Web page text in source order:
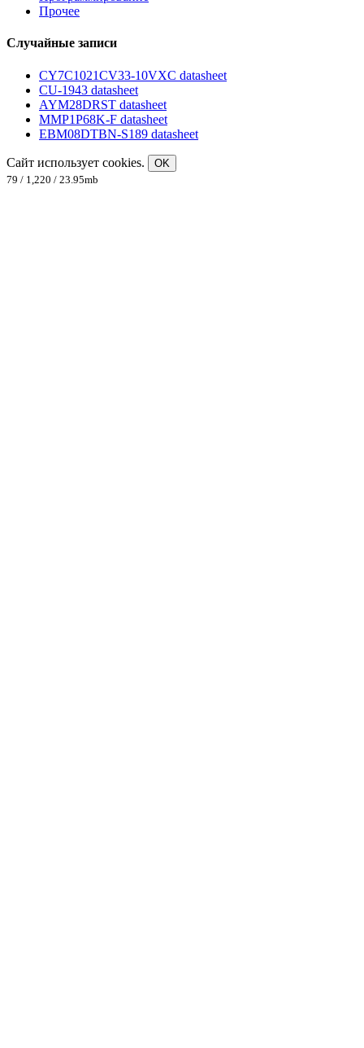
Прочее
Случайные записи
CY7C1021CV33-10VXC datasheet
CU-1943 datasheet
AYM28DRST datasheet
MMP1P68K-F datasheet
EBM08DTBN-S189 datasheet
Сайт использует cookies.
OK
79 / 1,220 / 23.95mb